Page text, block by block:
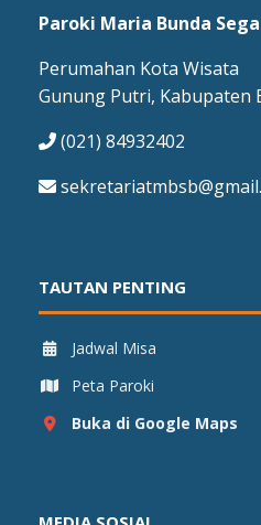
Paroki Maria Bunda
Perumahan Kota Wisata
Gunung Putri, Kabupaten
(021) 84932402
TAUTAN PENTING
Jadwal Misa
Peta Paroki
Buka di Google Maps